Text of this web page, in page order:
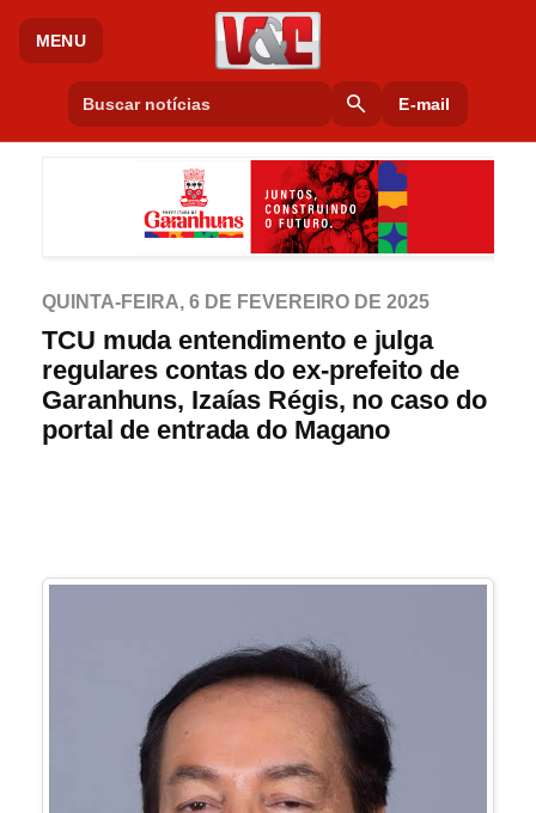
MENU
search E-mail
QUINTA-FEIRA, 6 DE FEVEREIRO DE 2025
TCU muda entendimento e julga
regulares contas do ex-prefeito de
Garanhuns, Izaías Régis, no caso do
portal de entrada do Magano